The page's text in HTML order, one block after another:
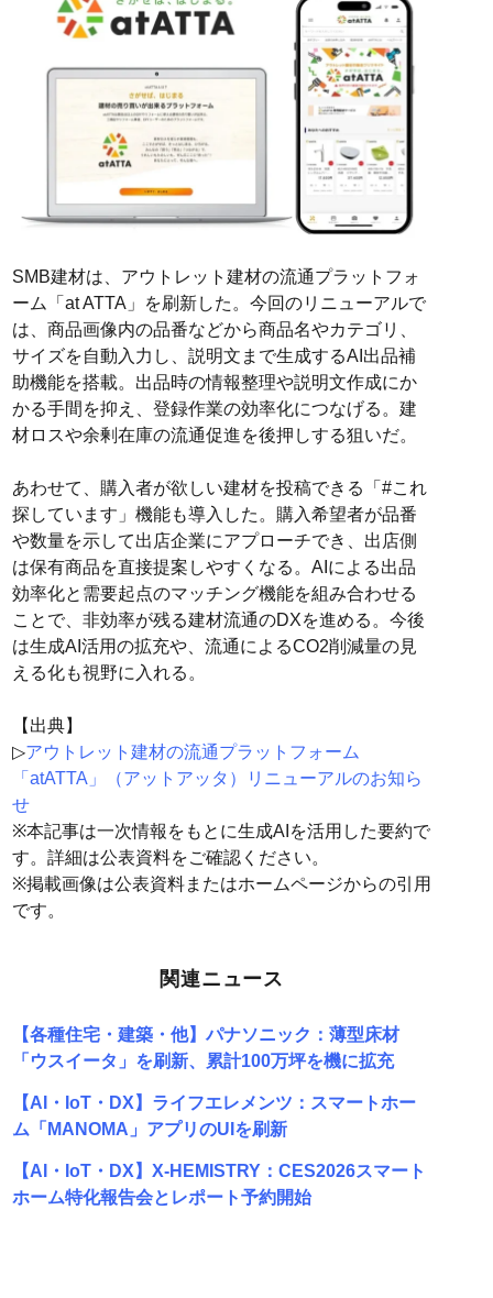
SMB建材は、アウトレット建材の流通プラットフォ
ーム「at ATTA」を刷新した。今回のリニューアルで
は、商品画像内の品番などから商品名やカテゴリ、
サイズを自動入力し、説明文まで生成するAI出品補
助機能を搭載。出品時の情報整理や説明文作成にか
かる手間を抑え、登録作業の効率化につなげる。建
材ロスや余剰在庫の流通促進を後押しする狙いだ。
あわせて、購入者が欲しい建材を投稿できる「#これ
探しています」機能も導入した。購入希望者が品番
や数量を示して出店企業にアプローチでき、出店側
は保有商品を直接提案しやすくなる。AIによる出品
効率化と需要起点のマッチング機能を組み合わせる
ことで、非効率が残る建材流通のDXを進める。今後
は生成AI活用の拡充や、流通によるCO2削減量の見
える化も視野に入れる。
【出典】
▷アウトレット建材の流通プラットフォーム
「atATTA」（アットアッタ）リニューアルのお知ら
せ
※本記事は一次情報をもとに生成AIを活用した要約で
す。詳細は公表資料をご確認ください。
※掲載画像は公表資料またはホームページからの引用
です。
関連ニュース
【各種住宅・建築・他】パナソニック：薄型床材
「ウスイータ」を刷新、累計100万坪を機に拡充
【AI・IoT・DX】ライフエレメンツ：スマートホー
ム「MANOMA」アプリのUIを刷新
【AI・IoT・DX】X-HEMISTRY：CES2026スマート
ホーム特化報告会とレポート予約開始